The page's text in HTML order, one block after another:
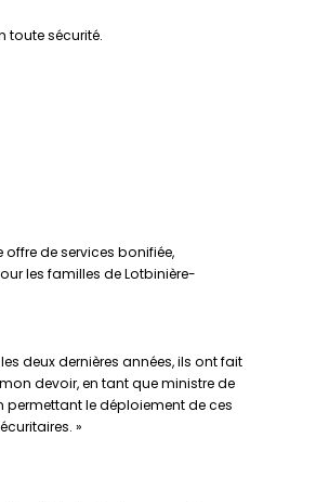
toute sécurité.
de services bonifiée,
les familles de Lotbinière-
deux dernières années, ils ont fait
devoir, en tant que ministre de
le déploiement de ces
»